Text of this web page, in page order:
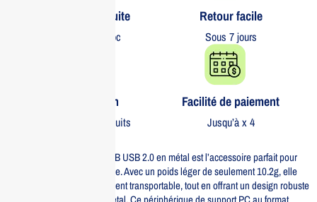
Livraison gratuite​
partout au Maroc
Retour facile​
Sous 7 jours
Garantie 1 an
Sur tous nos produits
Facilité de paiement
Jusqu’à x 4
La clé USB HIKVISION 16GB USB 2.0 en métal est l’accessoire parfait pour
tous vos besoins de stockage. Avec un poids léger de seulement 10.2g, elle
est conçue pour être facilement transportable, tout en offrant un design robuste